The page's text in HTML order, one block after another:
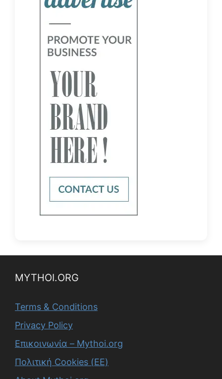
MYTHOI.ORG
Terms & Conditions
Privacy Policy
Επικοινωνία – Mythoi.org
Πολιτική Cookies (ΕΕ)